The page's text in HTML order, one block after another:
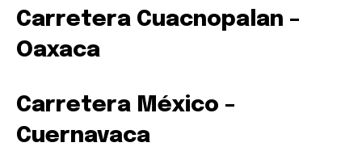
SUSCRIBIR
Carretera Cuacnopalan –
Oaxaca
Carretera México –
Cuernavaca